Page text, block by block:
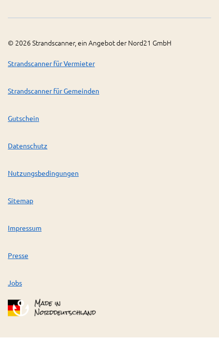
© 2026 Strandscanner, ein Angebot der Nord21 GmbH
Strandscanner für Vermieter
Strandscanner für Gemeinden
Gutschein
Datenschutz
Nutzungsbedingungen
Sitemap
Impressum
Presse
Jobs